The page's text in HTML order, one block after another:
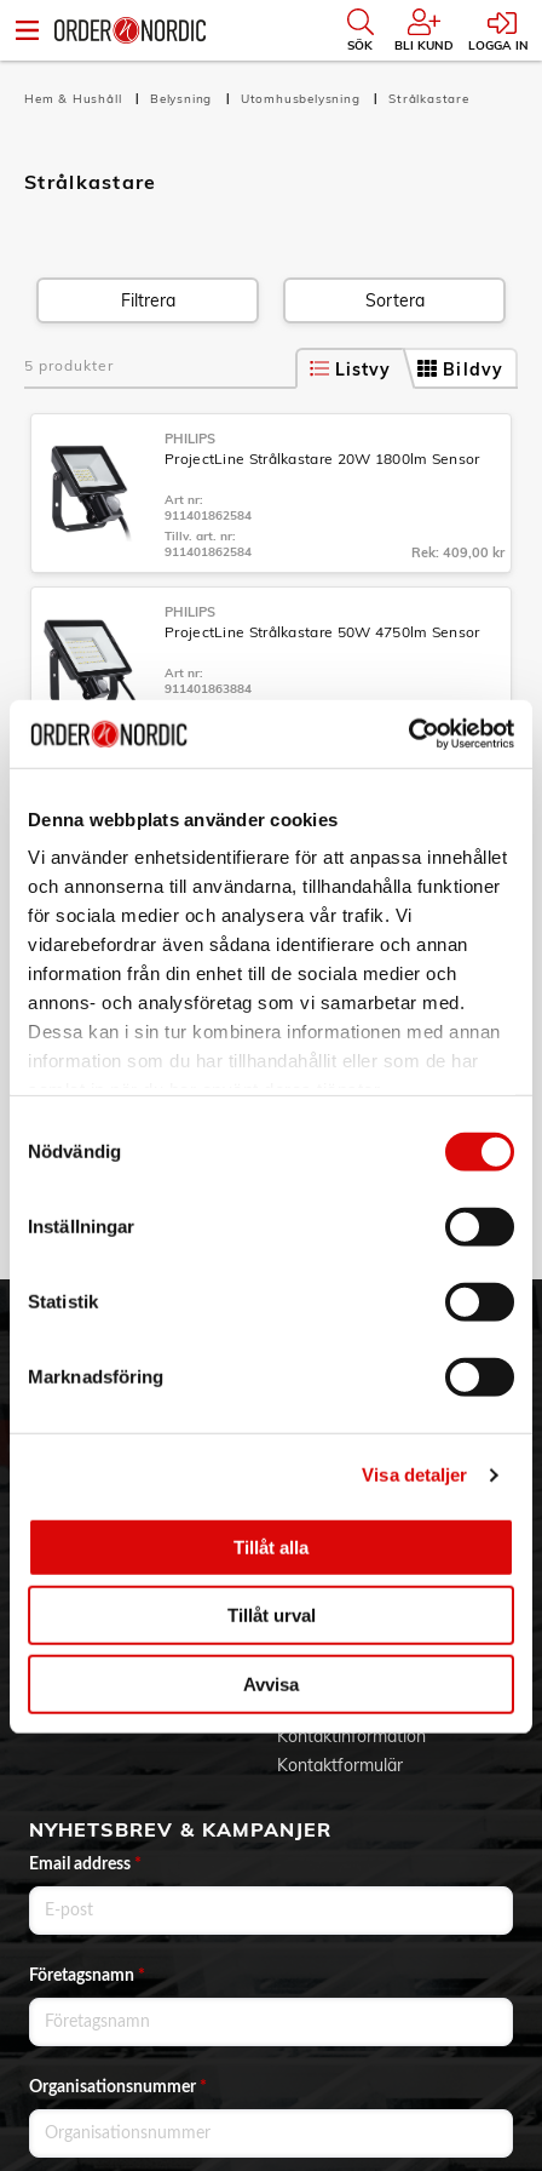
Denna webbplats använder cookies
Vi använder enhetsidentifierare för att anpassa innehållet
och annonserna till användarna, tillhandahålla funktioner
för sociala medier och analysera vår trafik. Vi
vidarebefordrar även sådana identifierare och annan
information från din enhet till de sociala medier och
annons- och analysföretag som vi samarbetar med.
Dessa kan i sin tur kombinera informationen med annan
information som du har tillhandahållit eller som de har
Nödvändig
Inställningar
Statistik
Marknadsföring
Visa detaljer
Tillåt alla
Tillåt urval
Avvisa
SÖK BLI KUND LOGGA IN
Hem & Hushåll Belysning Utomhusbelysning Strålkastare
Strålkastare
Filtrera Sortera
5 produkter Bildvy
Listvy
PHILIPS
ProjectLine Strålkastare 20W 1800lm Sensor
Art nr:
911401862584
Tillv. art. nr:
911401862584
Rek: 409,00 kr
PHILIPS
ProjectLine Strålkastare 50W 4750lm Sensor
Art nr:
911401863884
911401863884
Rek: 629,00 kr
911401863784
Tillv. art. nr:
911401863784
ProjectLine Strålkastare 20W 1800lm
911401862384
Tillv. art. nr:
911401862384
Rek: 199,00 kr
Rek: 945,00 kr
3PL
Vår historia
Jobba hos oss
Varumärken
Service & Support
Godsefterlysning & Felleverans
Integritetspolicy
Om cookies
BLI KUND KONTAKTA OSS
Telefon:
Email:info@order.se
Kontaktinformation
Kontaktformulär
NYHETSBREV & KAMPANJER
Email address *
Företagsnamn*
Organisationsnummer *